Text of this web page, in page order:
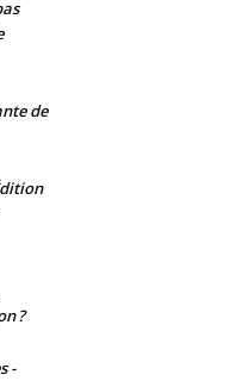
de
?
-